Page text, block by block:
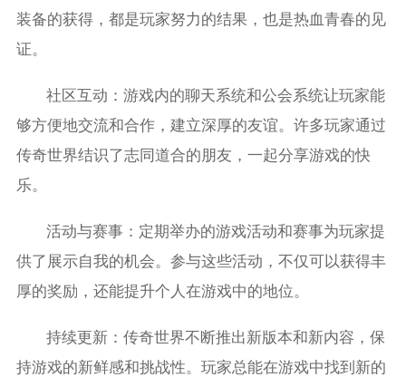
装备的获得，都是玩家努力的结果，也是热血青春的见
证。
社区互动：游戏内的聊天系统和公会系统让玩家能
够方便地交流和合作，建立深厚的友谊。许多玩家通过
传奇世界结识了志同道合的朋友，一起分享游戏的快
乐。
活动与赛事：定期举办的游戏活动和赛事为玩家提
供了展示自我的机会。参与这些活动，不仅可以获得丰
厚的奖励，还能提升个人在游戏中的地位。
持续更新：传奇世界不断推出新版本和新内容，保
持游戏的新鲜感和挑战性。玩家总能在游戏中找到新的